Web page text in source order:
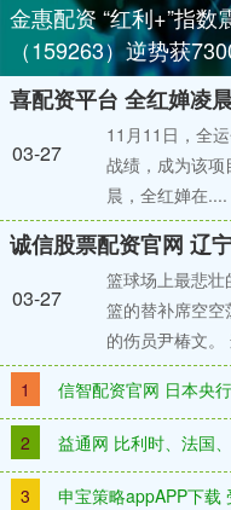
金惠配资 “红利+”指
（159263）逆势获
喜配资平台 全红婵凌
11月11日，全
战绩，成为该
晨，全红婵在....
03-27
篮球场上最悲壮
篮的替补席空
的伤员尹椿文。
03-27
1 信智配资官网 日本央行12月加息板
2 益通网 比利时、法国
3 申宝策略appAPP下载 受权发布|中共中